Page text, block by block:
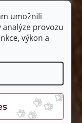
umožnili
provozu
výkon a
Aloxan